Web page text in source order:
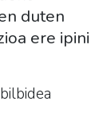
duten
ere ipini